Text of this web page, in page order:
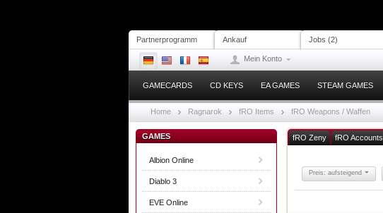
Partnerprogramm Ankauf Jobs (2)
Mein Konto
GAMECARDS CD KEYS EA GAMES STEAM GAMES
Home Ragnarok fRO Items fRO Weapons / Waffen
GAMES
Albion Online
Diablo 3
EVE Online
fRO Zeny fRO Accounts
Preis: aufsteigend